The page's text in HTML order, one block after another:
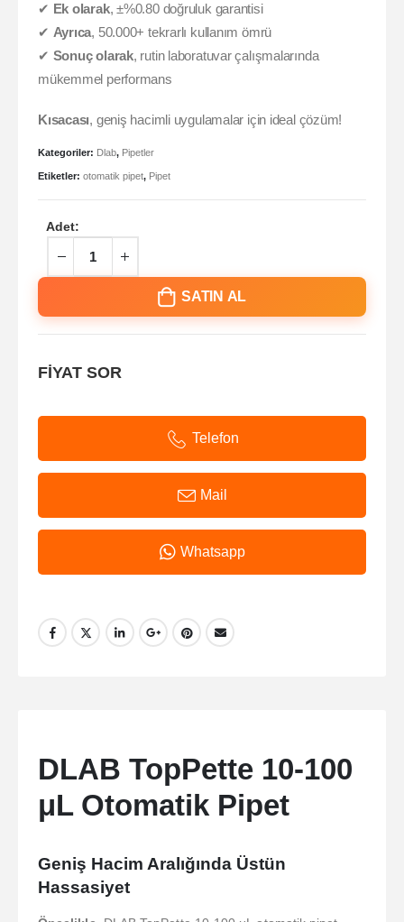
✔ Ek olarak, ±%0.80 doğruluk garantisi
✔ Ayrıca, 50.000+ tekrarlı kullanım ömrü
✔ Sonuç olarak, rutin laboratuvar çalışmalarında
mükemmel performans
Kısacası, geniş hacimli uygulamalar için ideal çözüm!
Kategoriler: Dlab, Pipetler
Etiketler: otomatik pipet, Pipet
Adet:
SATIN AL
FİYAT SOR
Telefon
Mail
Whatsapp
DLAB TopPette 10-100
μL Otomatik Pipet
Geniş Hacim Aralığında Üstün
Hassasiyet